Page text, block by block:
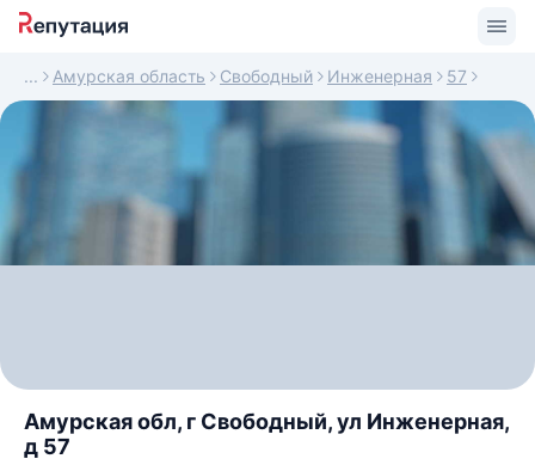
Амурская область Свободный Инженерная 57
Амурская обл, г Свободный, ул Инженерная,
д 57